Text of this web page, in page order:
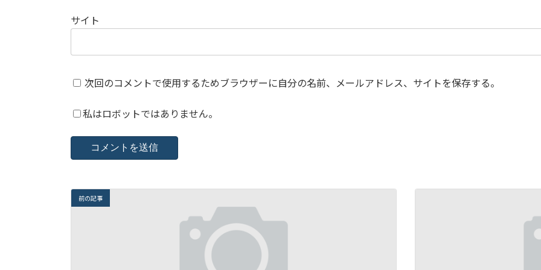
サイト
次回のコメントで使用するためブラウザーに自分の名前、メールアドレス、サイトを保存する。
私はロボットではありません。
前の記事